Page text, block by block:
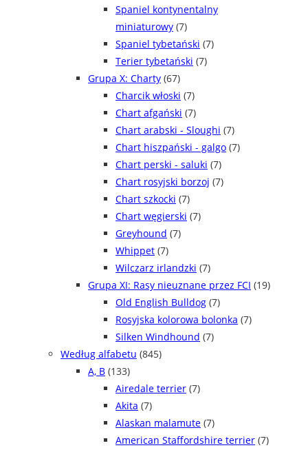
Spaniel kontynentalny
miniaturowy (7)
Spaniel tybetański (7)
Terier tybetański (7)
Grupa X: Charty (67)
Charcik włoski (7)
Chart afgański (7)
Chart arabski - Sloughi (7)
Chart hiszpański - galgo (7)
Chart perski - saluki (7)
Chart rosyjski borzoj (7)
Chart szkocki (7)
Chart węgierski (7)
Greyhound (7)
Whippet (7)
Wilczarz irlandzki (7)
Grupa XI: Rasy nieuznane przez FCI (19)
Old English Bulldog (7)
Rosyjska kolorowa bolonka (7)
Silken Windhound (7)
Według alfabetu (845)
A, B (133)
Airedale terrier (7)
Akita (7)
Alaskan malamute (7)
American Staffordshire terrier (7)